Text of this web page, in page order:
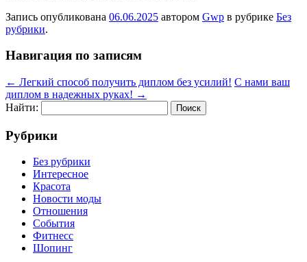
Запись опубликована 06.06.2025 автором Gwp в рубрике Без
рубрики.
Навигация по записям
← Легкий способ получить диплом без усилий! С нами ваш
диплом в надежных руках! →
Найти:
Рубрики
Без рубрики
Интересное
Красота
Новости моды
Отношения
События
Фитнесс
Шопинг